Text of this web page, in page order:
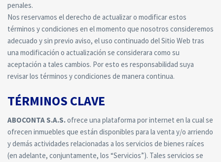
penales.
Nos reservamos el derecho de actualizar o modificar estos
términos y condiciones en el momento que nosotros consideremos
adecuado y sin previo aviso, el uso continuado del Sitio Web tras
una modificación o actualización se considerara como su
aceptación a tales cambios. Por esto es responsabilidad suya
revisar los términos y condiciones de manera continua.
TÉRMINOS CLAVE
ABOCONTA S.A.S.ofrece una plataforma por internet en la cual se
ofrecen inmuebles que están disponibles para la venta y/o arriendo
y demás actividades relacionadas a los servicios de bienes raíces
(en adelante, conjuntamente, los “Servicios”). Tales servicios se